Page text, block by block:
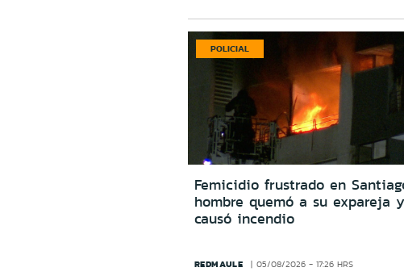
POLICIAL
Femicidio frustrado en
hombre quemó a su expareja y
causó incendio
REDMAULE 05/08/2026 - 17:26 HRS